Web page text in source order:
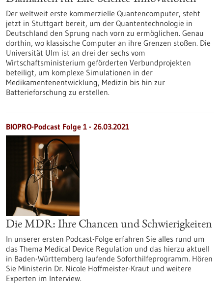
Der weltweit erste kommerzielle Quantencomputer, steht
jetzt in Stuttgart bereit, um der Quantentechnologie in
Deutschland den Sprung nach vorn zu ermöglichen. Genau
dorthin, wo klassische Computer an ihre Grenzen stoßen. Die
Universität Ulm ist an drei der sechs vom
Wirtschaftsministerium geförderten Verbundprojekten
beteiligt, um komplexe Simulationen in der
Medikamentenentwicklung, Medizin bis hin zur
Batterieforschung zu erstellen.
BIOPRO-Podcast Folge 1 - 26.03.2021
Die MDR: Ihre Chancen und Schwierigkeiten
In unserer ersten Podcast-Folge erfahren Sie alles rund um
das Thema Medical Device Regulation und das hierzu aktuell
in Baden-Württemberg laufende Soforthilfeprogramm. Hören
Sie Ministerin Dr. Nicole Hoffmeister-Kraut und weitere
Experten im Interview.